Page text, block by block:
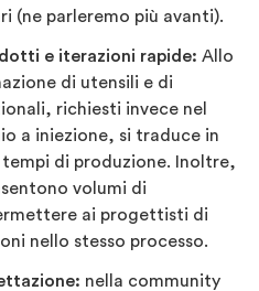
(ne parleremo più avanti).
e iterazioni rapide: Allo
di utensili e di
richiesti invece nel
a iniezione, si traduce in
di produzione. Inoltre,
volumi di
ai progettisti di
nello stesso processo.
nella community